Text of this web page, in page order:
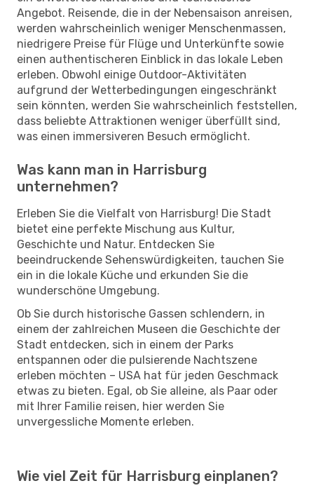
Angebot. Reisende, die in der Nebensaison anreisen,
werden wahrscheinlich weniger Menschenmassen,
niedrigere Preise für Flüge und Unterkünfte sowie
einen authentischeren Einblick in das lokale Leben
erleben. Obwohl einige Outdoor-Aktivitäten
aufgrund der Wetterbedingungen eingeschränkt
sein könnten, werden Sie wahrscheinlich feststellen,
dass beliebte Attraktionen weniger überfüllt sind,
was einen immersiveren Besuch ermöglicht.
Was kann man in Harrisburg
unternehmen?
Erleben Sie die Vielfalt von Harrisburg! Die Stadt
bietet eine perfekte Mischung aus Kultur,
Geschichte und Natur. Entdecken Sie
beeindruckende Sehenswürdigkeiten, tauchen Sie
ein in die lokale Küche und erkunden Sie die
wunderschöne Umgebung.
Ob Sie durch historische Gassen schlendern, in
einem der zahlreichen Museen die Geschichte der
Stadt entdecken, sich in einem der Parks
entspannen oder die pulsierende Nachtszene
erleben möchten – USA hat für jeden Geschmack
etwas zu bieten. Egal, ob Sie alleine, als Paar oder
mit Ihrer Familie reisen, hier werden Sie
unvergessliche Momente erleben.
Wie viel Zeit für Harrisburg einplanen?